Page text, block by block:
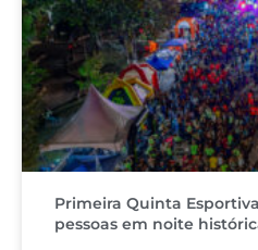
Primeira Quinta
pessoas em noite